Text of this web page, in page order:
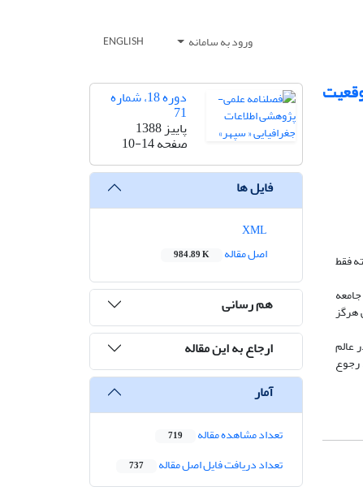
ورود به سامانه ENGLISH
فقط
هرگز
عالم
رجوع
دوره 18، شماره
71
پاییز 1388
صفحه10-14
فایل ها
اصل مقاله
984.89 K
هم رسانی
ارجاع به این مقاله
آمار
تعداد مشاهده مقاله 719
تعداد دریافت فایل اصل مقاله 737